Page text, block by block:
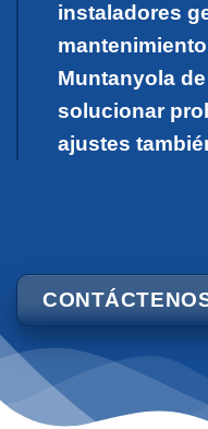
instaladores
Muntanyola
solucionar
ajustes